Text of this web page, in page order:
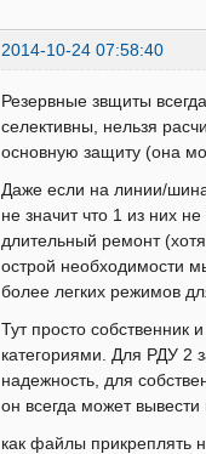
2014-10-24 07:58:40
Резервные звщиты
селективны, нельзя
основную защиту (она
Даже если на линии/
не значит что 1 из них
длительный ремонт
острой необходимости
более легких режимов
Тут просто
категориями. Для РДУ 2
надежность, для
он всегда может вывести
как файлы прикреплять